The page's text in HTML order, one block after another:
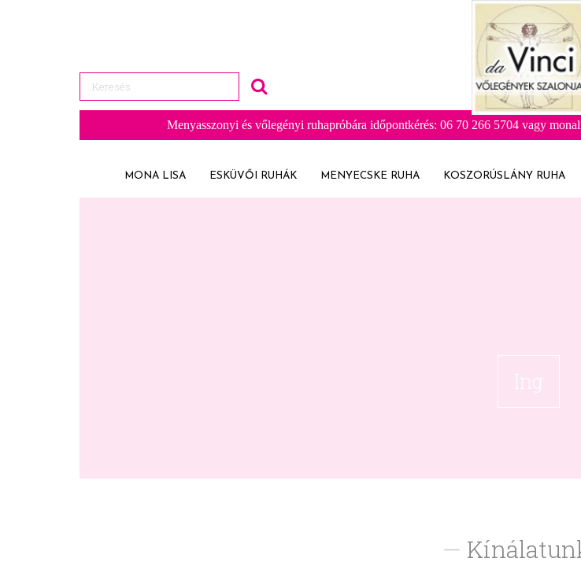
Menyasszonyi és vőlegényi ruhapróbára időpontkérés: 06 70 266 5704 vagy
MONA LISA ESKÜVŐI RUHÁK MENYECSKE RUHA KOSZORÚSLÁNY RUHA
Ing
—